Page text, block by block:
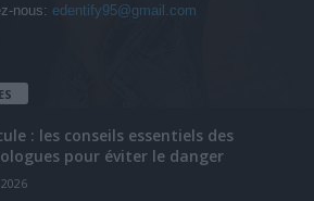
nous: edentify95@gmail.com
: les conseils essentiels des
pour éviter le danger